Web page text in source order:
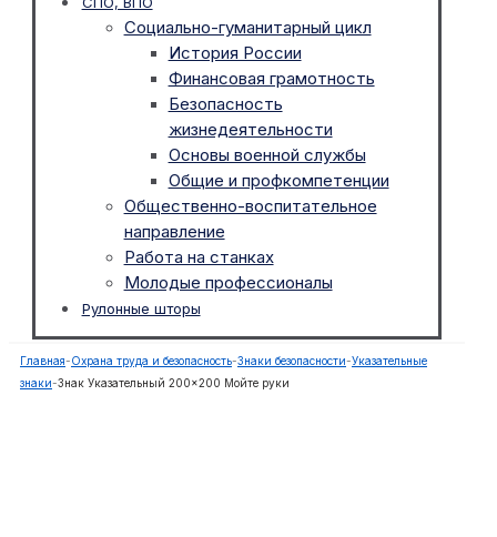
Социально-гуманитарный цикл
История России
Финансовая грамотность
Безопасность
жизнедеятельности
Основы военной службы
Общие и профкомпетенции
Общественно-воспитательное
направление
Работа на станках
Молодые профессионалы
Рулонные шторы
Главная-Охрана труда и безопасность-Знаки безопасности-Указательные
знаки-Знак Указательный 200×200 Мойте руки